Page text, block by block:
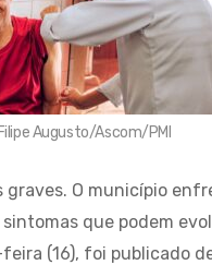
Augusto/Ascom/PMI
O município
que podem
(16), foi publicado